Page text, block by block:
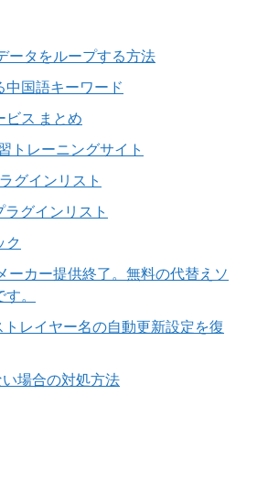
ータをループする方法
中国語キーワード
ビス まとめ
トレーニングサイト
グインリスト
ラグインリスト
ク
ーカー提供終了。無料の代替えソ
。
レイヤー名の自動更新設定を復
場合の対処方法